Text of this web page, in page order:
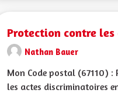
Protection contre les
Nathan Bauer
Mon Code postal (67110)
les actes discriminatoires